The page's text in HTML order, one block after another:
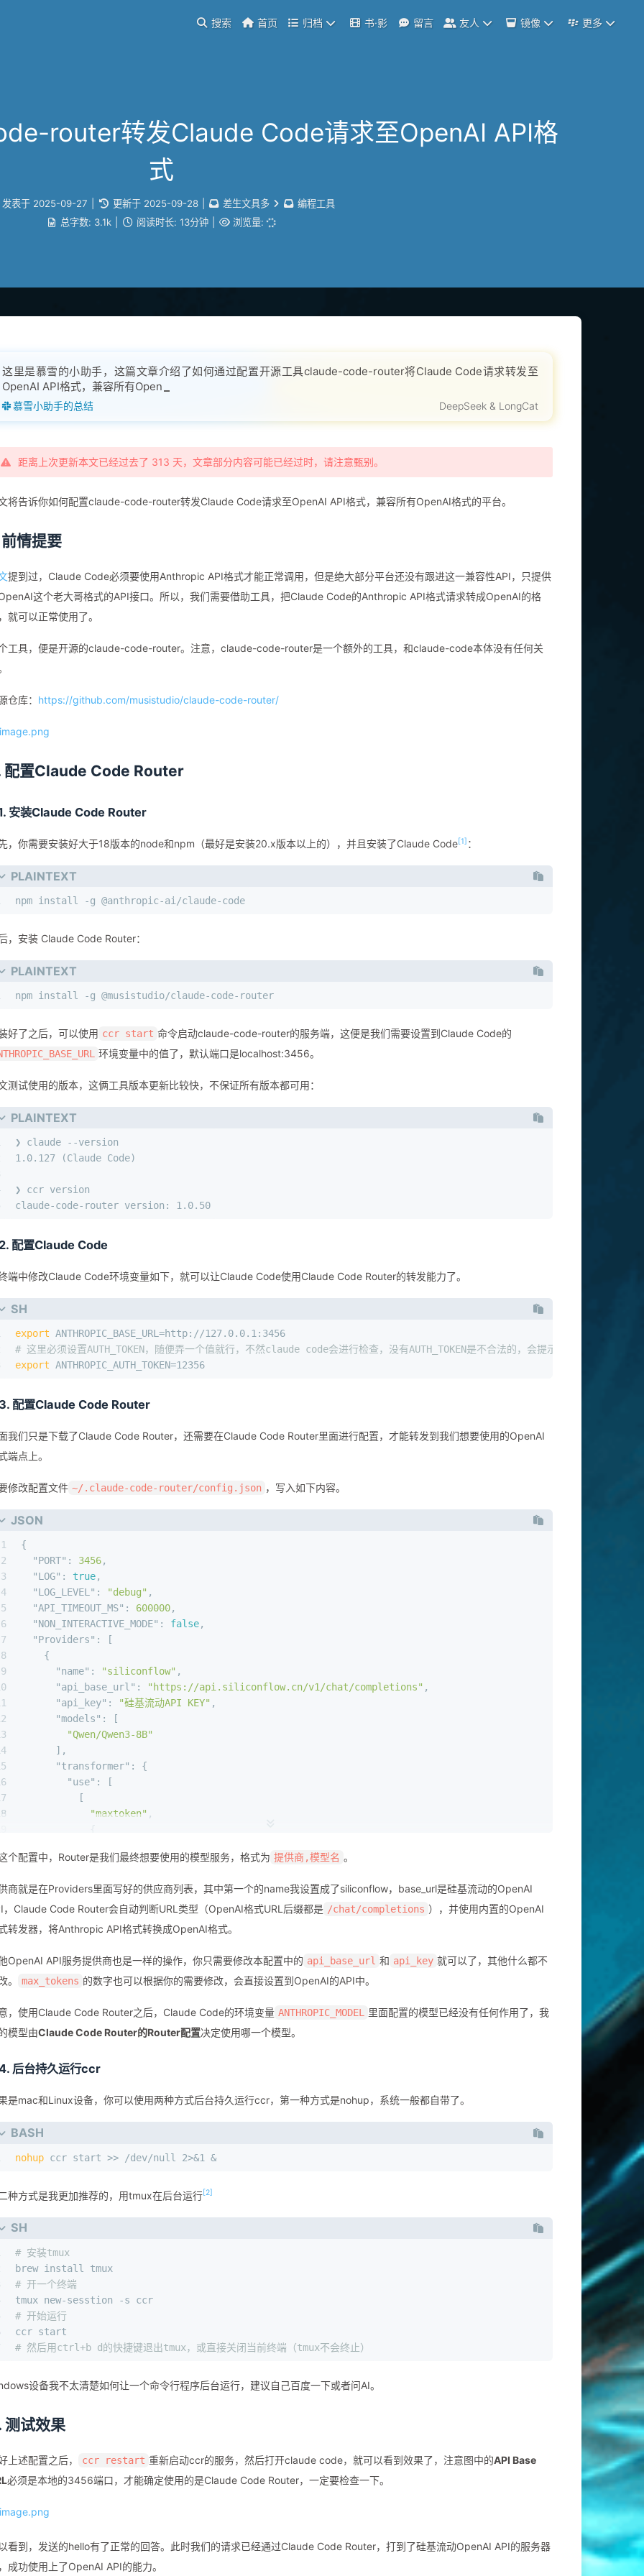
搜索 首页 归档 书·影 留言 友人 镜像 更多
router转发Claude Code请求至OpenAI API格
式
发表于 2025-09-27 更新于 2025-09-28 差生文具多
编程工具
总字数: 3.1k 阅读时长: 13分钟 浏览量:
这里是慕雪的小助手，这篇文章介绍了如何通过配置开源工具claude-code-router将Claude Code请求转发至
OpenAI API格式，兼容所有OpenAI格式平台。文章详细说明了安装Claude Code Rou
慕雪小助手的总结 DeepSeek & LongCat
距离上次更新本文已经过去了 313 天，文章部分内容可能已经过时，请注意甄别。
将告诉你如何配置claude-code-router转发Claude Code请求至OpenAI API格式，兼容所有OpenAI格式的平台。
前情提要
提到过，Claude Code必须要使用Anthropic API格式才能正常调用，但是绝大部分平台还没有跟进这一兼容性API，只提供
这个老大哥格式的API接口。所以，我们需要借助工具，把Claude Code的Anthropic API格式请求转成OpenAI的格
就可以正常使用了。
工具，便是开源的claude-code-router。注意，claude-code-router是一个额外的工具，和claude-code本体没有任何关
仓库： https://github.com/musistudio/claude-code-router/
配置Claude Code Router
安装Claude Code Router
，你需要安装好大于18版本的node和npm（最好是安装20.x版本以上的），并且安装了Claude Code[1] ：
PLAINTEXT
npm install -g @anthropic-ai/claude-code
，安装 Claude Code Router：
PLAINTEXT
npm install -g @musistudio/claude-code-router
好了之后，可以使用 ccr start 命令启动claude-code-router的服务端，这便是我们需要设置到Claude Code的
环境变量中的值了，默认端口是localhost:3456。
测试使用的版本，这俩工具版本更新比较快，不保证所有版本都可用：
PLAINTEXT
❯ claude --version
1.0.127 (Claude Code)
❯ ccr version
claude-code-router version: 1.0.50
配置Claude Code
端中修改Claude Code环境变量如下，就可以让Claude Code使用Claude Code Router的转发能力了。
SH
export ANTHROPIC_BASE_URL=http://127.0.0.1:3456
# 这里必须设置AUTH_TOKEN，随便弄一个值就行，不然claude code会进行检查，没有AUTH_TOKEN是不合法的，会提示让你/login登录
export ANTHROPIC_AUTH_TOKEN=12356
配置Claude Code Router
我们只是下载了Claude Code Router，还需要在Claude Code Router里面进行配置，才能转发到我们想要使用的OpenAI
端点上。
修改配置文件 ~/.claude-code-router/config.json ，写入如下内容。
JSON
1
2
3
4
5
6
7
8
9
{
"PORT" : 3456,
"LOG" : true,
"LOG_LEVEL" : "debug" ,
"API_TIMEOUT_MS" : 600000,
"NON_INTERACTIVE_MODE" : false,
"Providers" :
[
{
"name" : "siliconflow" ,
"api_base_url" : "https://api.siliconflow.cn/v1/chat/completions" ,
"api_key" : "硅基流动API KEY" ,
"models" :
[
"Qwen/Qwen3-8B"
] ,
"transformer" :
{
"use" :
[
[
"maxtoken" ,
}
]
}
}
"Router": {
"background" : "siliconflow,Qwen/Qwen3-8B",
"longContext": "siliconflow,Qwen/Qwen3-8B",
"longContextThreshold": 60000,
}
个配置中，Router是我们最终想要使用的模型服务，格式为 提供商,模型名 。
商就是在Providers里面写好的供应商列表，其中第一个的name我设置成了siliconflow，base_url是硅基流动的OpenAI
，Claude Code Router会自动判断URL类型（OpenAI格式URL后缀都是 /chat/completions ），并使用内置的OpenAI
转发器，将Anthropic API格式转换成OpenAI格式。
OpenAI API服务提供商也是一样的操作，你只需要修改本配置中的 api_base_url 和 api_key 就可以了，其他什么都不
。
max_tokens 的数字也可以根据你的需要修改，会直接设置到OpenAI的API中。
，使用Claude Code Router之后，Claude Code的环境变量 ANTHROPIC_MODEL 里面配置的模型已经没有任何作用了，我
模型由Claude Code Router的Router配置决定使用哪一个模型。
后台持久运行ccr
是mac和Linux设备，你可以使用两种方式后台持久运行ccr，第一种方式是nohup，系统一般都自带了。
BASH
nohup ccr start >> /dev/null 2>&1 &
种方式是我更加推荐的，用tmux在后台运行[2]
SH
# 安装tmux
brew install tmux
# 开一个终端
tmux new-sesstion -s ccr
# 开始运行
ccr start
# 然后用ctrl+b d的快捷键退出tmux，或直接关闭当前终端（tmux不会终止）
设备我不太清楚如何让一个命令行程序后台运行，建议自己百度一下或者问AI。
测试效果
上述配置之后， ccr restart 重新启动ccr的服务，然后打开claude code，就可以看到效果了，注意图中的API Base
必须是本地的3456端口，才能确定使用的是Claude Code Router，一定要检查一下。
看到，发送的hello有了正常的回答。此时我们的请求已经通过Claude Code Router，打到了硅基流动OpenAI API的服务器
成功使用上了OpenAI API的能力。